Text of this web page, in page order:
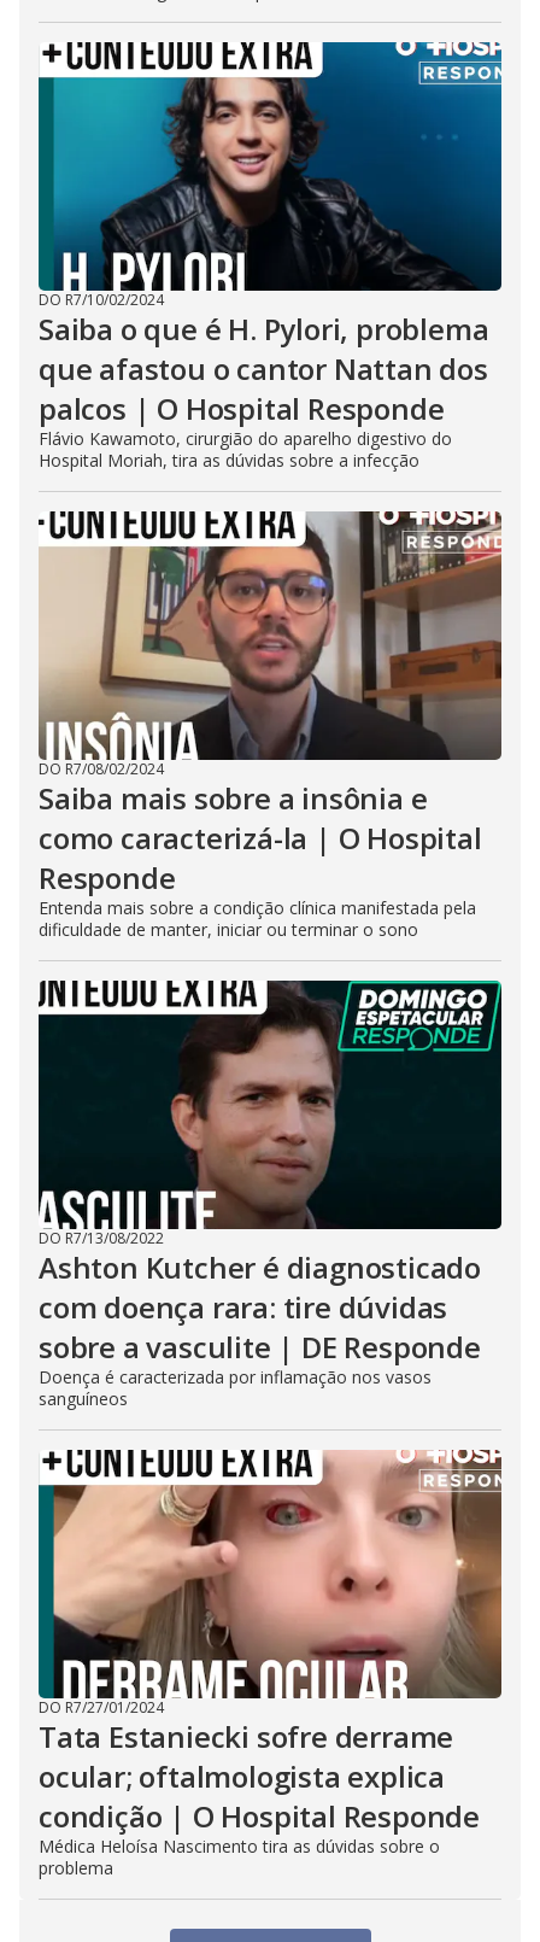
DO R7/10/02/2024
Saiba o que é H. Pylori, problema
que afastou o cantor Nattan dos
palcos | O Hospital Responde
Flávio Kawamoto, cirurgião do aparelho digestivo do
Hospital Moriah, tira as dúvidas sobre a infecção
DO R7/08/02/2024
Saiba mais sobre a insônia e
como caracterizá-la | O Hospital
Responde
Entenda mais sobre a condição clínica manifestada pela
dificuldade de manter, iniciar ou terminar o sono
DO R7/13/08/2022
Ashton Kutcher é diagnosticado
com doença rara: tire dúvidas
sobre a vasculite | DE Responde
Doença é caracterizada por inflamação nos vasos
sanguíneos
DO R7/27/01/2024
Tata Estaniecki sofre derrame
ocular; oftalmologista explica
condição | O Hospital Responde
Médica Heloísa Nascimento tira as dúvidas sobre o
problema